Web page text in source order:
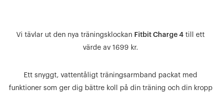
Vi tävlar ut den nya träningsklockan Fitbit Charge 4 till ett
värde av 1699 kr.
Ett snyggt, vattentåligt träningsarmband packat med
funktioner som ger dig bättre koll på din träning och din kropp